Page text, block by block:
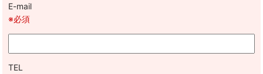
E-mail
※必須
TEL